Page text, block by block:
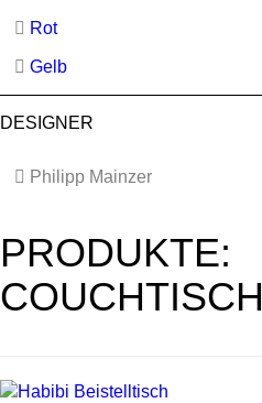
Rot
Gelb
DESIGNER
Philipp Mainzer
PRODUKTE:
COUCHTISCH